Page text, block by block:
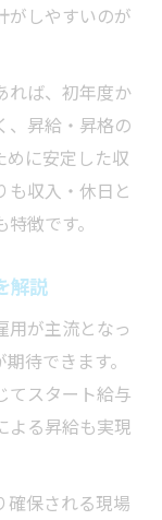
がしやすいのが
れば、初年度か
、昇給・昇格の
めに安定した収
も収入・休日と
徴です。
解説
用が主流となっ
待できます。
てスタート給与
よる昇給も実現
確保される現場